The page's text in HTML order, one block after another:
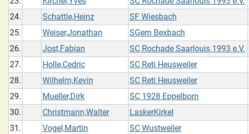
24.
Schattle,Heinz SF Wiesbach
25.
Weiser,Jonathan SGem Bexbach
26.
Jost,Fabian SC Rochade Saarlouis 1993 e.V.
27.
Holle,Cedric SC Reti Heusweiler
28.
Wilhelm,Kevin SC Reti Heusweiler
29.
Mueller,Dirk SC 1928 Eppelborn
30.
Christmann,Walter LaskerKirkel
31.
Vogel,Martin SC Wustweiler